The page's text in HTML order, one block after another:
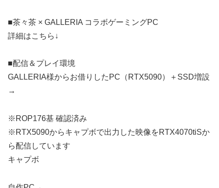
■茶々茶 × GALLERIA コラボゲーミングPC
詳細はこちら↓
■配信＆プレイ環境
GALLERIA様からお借りしたPC（RTX5090）＋SSD増設
→
※ROP176基 確認済み
※RTX5090からキャプボで出力した映像をRTX4070tiSか
ら配信しています
キャプボ